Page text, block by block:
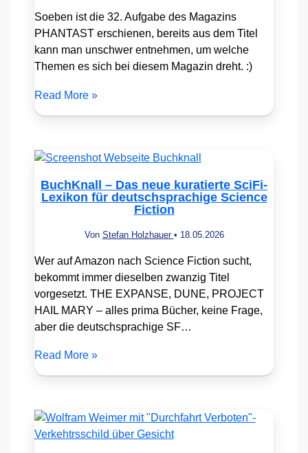
Soeben ist die 32. Aufgabe des Magazins
PHANTAST erschienen, bereits aus dem Titel
kann man unschwer entnehmen, um welche
Themen es sich bei diesem Magazin dreht. :)
Read More »
BuchKnall – Das neue kuratierte SciFi-
Lexikon für deutschsprachige Science
Fiction
Von Stefan Holzhauer • 18.05.2026
Wer auf Amazon nach Science Fiction sucht,
bekommt immer dieselben zwanzig Titel
vorgesetzt. THE EXPANSE, DUNE, PROJECT
HAIL MARY – alles prima Bücher, keine Frage,
aber die deutschsprachige SF…
Read More »